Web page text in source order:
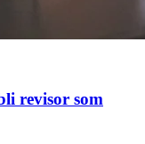
revisor som